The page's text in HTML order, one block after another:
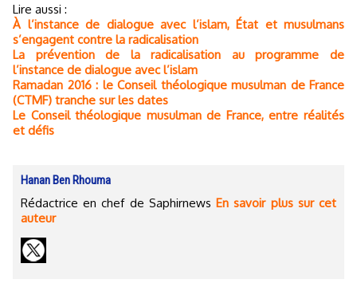
Lire aussi :
À l’instance de dialogue avec l’islam, État et musulmans
s’engagent contre la radicalisation
La prévention de la radicalisation au programme de
l’instance de dialogue avec l’islam
Ramadan 2016 : le Conseil théologique musulman de France
(CTMF) tranche sur les dates
Le Conseil théologique musulman de France, entre réalités
et défis
Hanan Ben Rhouma
Rédactrice en chef de SaphirnewsEn savoir plus sur cet
auteur